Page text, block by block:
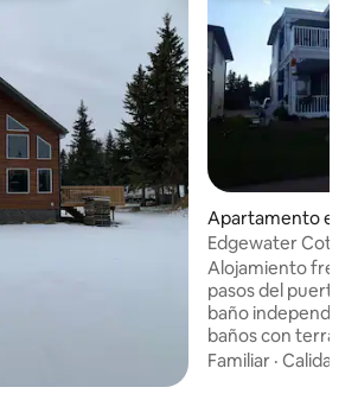
Apartamento en
Edgewater
dormitorios
Alojamiento
pasos del puerto
baño
baños con
victoriano.
Familiar ·Calidad-